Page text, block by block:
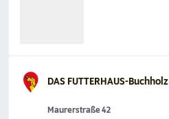
DAS FUTTERHAUS-Buchholz
Maurerstraße 42